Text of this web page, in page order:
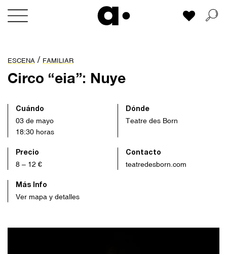
Skip
Mi lista
ESCENA / FAMILIAR
Circo “eia”: Nuye
Cuándo
03 de mayo
18:30 horas
Dónde
Teatre des Born
Precio
8 – 12 €
Contacto
teatredesborn.com
Más Info
Ver mapa y detalles